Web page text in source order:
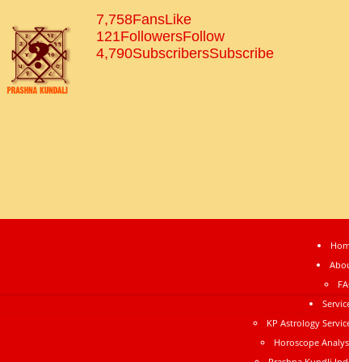
7,758FansLike
121FollowersFollow
4,790SubscribersSubscribe
KP Astrology
Horoscope